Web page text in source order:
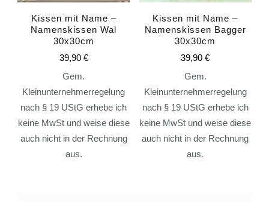
Kissen mit Name –
Namenskissen Wal
30x30cm
39,90 €
Gem.
Kleinunternehmerregelung
nach § 19 UStG erhebe ich
keine MwSt und weise diese
auch nicht in der Rechnung
aus.
Kissen mit Name –
Namenskissen Bagger
30x30cm
39,90€
Gem.
Kleinunternehmerregelung
nach § 19 UStG erhebe ich
keine MwSt und weise diese
auch nicht in der Rechnung
aus.